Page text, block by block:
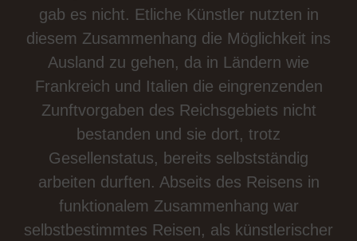
gab es nicht. Etliche Künstler nutzten in
diesem Zusammenhang die Möglichkeit ins
Ausland zu gehen, da in Ländern wie
Frankreich und Italien die eingrenzenden
Zunftvorgaben des Reichsgebiets nicht
bestanden und sie dort, trotz
Gesellenstatus, bereits selbstständig
arbeiten durften. Abseits des Reisens in
funktionalem Zusammenhang war
selbstbestimmtes Reisen, als künstlerischer